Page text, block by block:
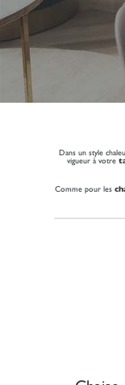
Dans un style
vigueur à votre
Comme pour les